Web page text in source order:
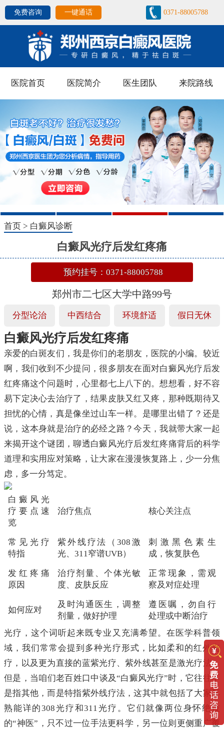
免费咨询 一键通话 0371-88005788
医院首页 医院简介 医生团队 来院路线
1 2 3 4
首页 > 白癜风诊断
白癜风光疗后发红疼痛
预约挂号：0371-88005788
郑州市二七区大学中路99号
分型论治 中西结合 环境舒适 假日无休
白癜风光疗后发红疼痛
亲爱的白斑友们，我是你们的老朋友，医院的小编。较近
啊，我们收到不少提问，很多朋友在面对白癜风光疗后发
红疼痛这个问题时，心里都七上八下的。想想看，好不容
易下定决心去治疗了，结果皮肤又红又疼，那种既期待又
担忧的心情，真是像坐过山车一样。是哪里出错了？还是
说，这本身就是治疗的必经之路？今天，我就带大家一起
来揭开这个谜团，聊透白癜风光疗后发红疼痛背后的科学
道理和实用应对策略，让大家在漫漫恢复路上，少一分焦
虑，多一分笃定。
白癜风光
疗要点速
览
治疗焦点 核心关注点
常见光疗
特指
紫外线疗法（308激
光、311窄谱UVB）
刺激黑色素生
成，恢复肤色
发红疼痛
原因
治疗剂量、个体光敏
度、皮肤反应
正常现象，需观
察及对症处理
如何应对
及时沟通医生，调整
剂量，做好护理
遵医嘱，勿自行
处理或中断治疗
光疗，这个词听起来既专业又充满希望。在医学科普领
域，我们常常会提到多种光疗形式，比如柔和的红外光
疗，以及更为直接的蓝紫光疗、紫外线甚至是激光疗法。
但是，当咱们老百姓口中谈及“白癜风光疗”时，它往往不
是指其他，而是特指紫外线疗法，这其中就包括了大家耳
熟能详的308光疗和311光疗。它们就像两位身怀绝技
的“神医”，只不过一位手法更科学，另一位则更侧重广覆